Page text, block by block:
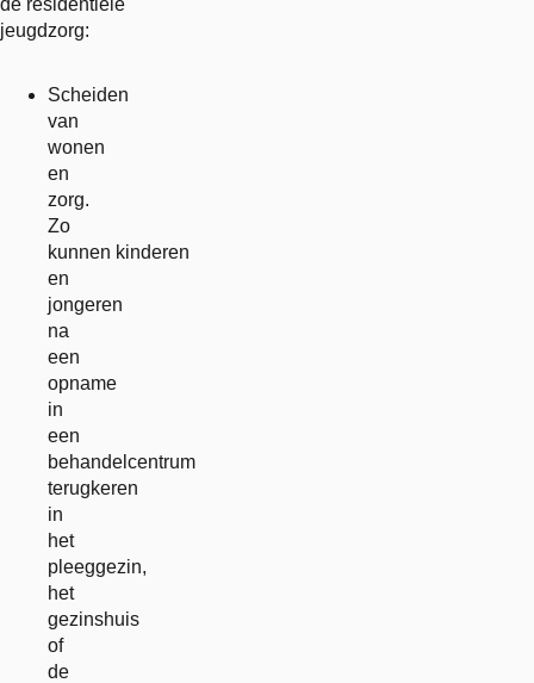
de residentiële
jeugdzorg:
Scheiden
van
wonen
en
zorg.
Zo
kunnen kinderen
en
jongeren
na
een
opname
in
een
behandelcentrum
terugkeren
in
het
pleeggezin,
het
gezinshuis
of
de